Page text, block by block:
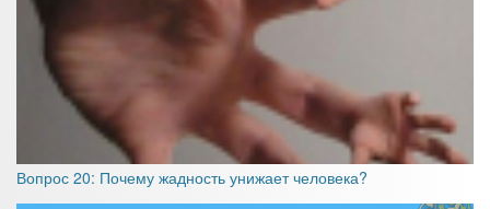
Вопрос 20: Почему жадность унижает человека?